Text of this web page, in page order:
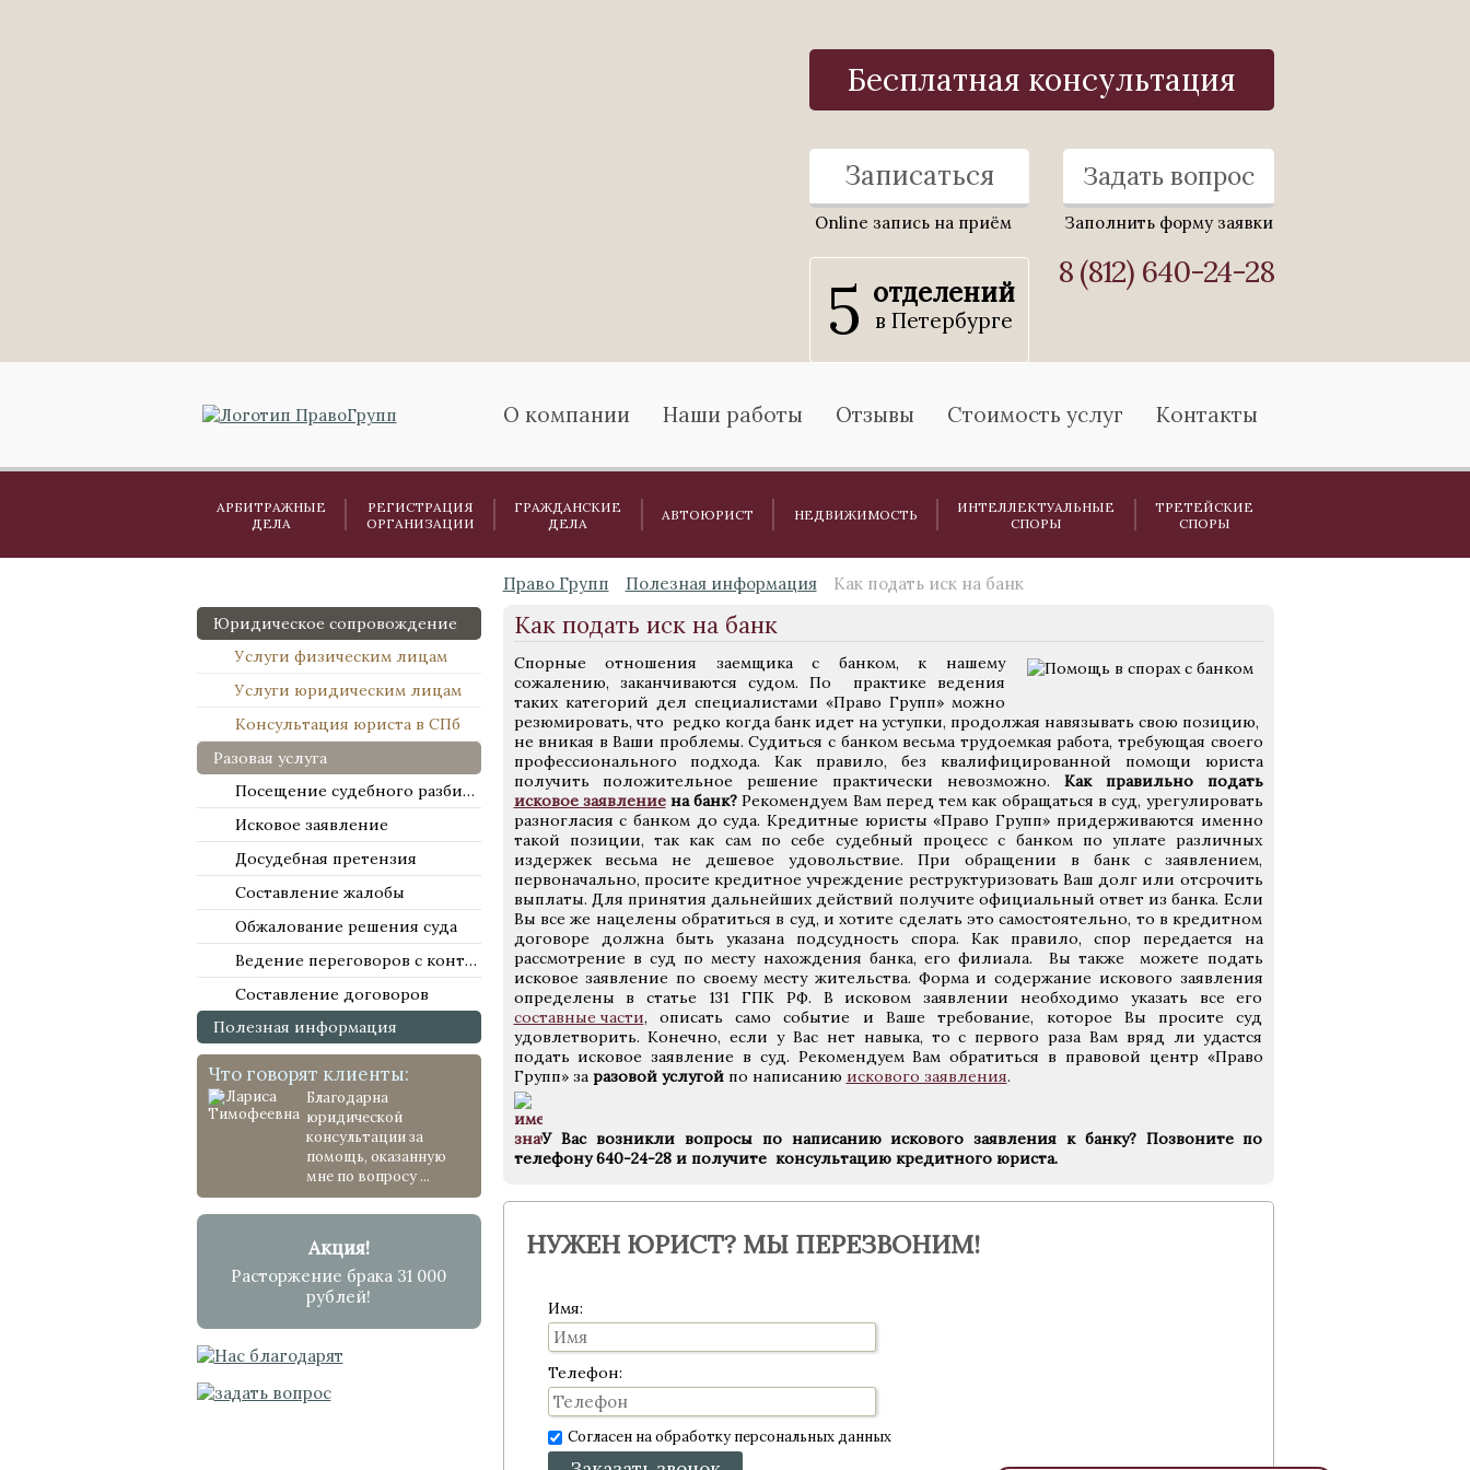
Бесплатная консультация
Записаться
Online запись на приём
Задать вопрос
Заполнить форму заявки
5 отделений
в Петербурге
8 (812) 640-24-28
О компании Наши работы Отзывы Стоимость услуг Контакты
АРБИТРАЖНЫЕ
ДЕЛА
РЕГИСТРАЦИЯ
ОРГАНИЗАЦИИ
ГРАЖДАНСКИЕ
ДЕЛА
АВТОЮРИСТ НЕДВИЖИМОСТЬ
ИНТЕЛЛЕКТУАЛЬНЫЕ
СПОРЫ
ТРЕТЕЙСКИЕ
СПОРЫ
Юридическое сопровождение
Услуги физическим лицам
Услуги юридическим лицам
Консультация юриста в СПб
Разовая услуга
Посещение судебного разбирательства
Исковое заявление
Досудебная претензия
Составление жалобы
Обжалование решения суда
Ведение переговоров с контрагентами
Составление договоров
Полезная информация
Что говорят клиенты:
Благодарна
юридической
консультации за
помощь, оказанную
мне по вопросу ...
Акция!
Расторжение брака 31 000
рублей!
Право Групп Полезная информация Как подать иск на банк
Как подать иск на банк
Спорные отношения заемщика с банком, к нашему
сожалению, заканчиваются судом. По практике ведения
таких категорий дел специалистами «Право Групп» можно
резюмировать, что редко когда банк идет на уступки, продолжая навязывать свою позицию,
не вникая в Ваши проблемы. Судиться с банком весьма трудоемкая работа, требующая своего
профессионального подхода. Как правило, без квалифицированной помощи юриста
получить положительное решение практически невозможно. Как правильно подать
исковое заявлениена банк?Рекомендуем Вам перед тем как обращаться в суд, урегулировать
разногласия с банком до суда. Кредитные юристы «Право Групп» придерживаются именно
такой позиции, так как сам по себе судебный процесс с банком по уплате различных
издержек весьма не дешевое удовольствие. При обращении в банк с заявлением,
первоначально, просите кредитное учреждение реструктуризовать Ваш долг или отсрочить
выплаты. Для принятия дальнейших действий получите официальный ответ из банка. Если
Вы все же нацелены обратиться в суд, и хотите сделать это самостоятельно, то в кредитном
договоре должна быть указана подсудность спора. Как правило, спор передается на
рассмотрение в суд по месту нахождения банка, его филиала. Вы также можете подать
исковое заявление по своему месту жительства. Форма и содержание искового заявления
определены в статье 131 ГПК РФ. В исковом заявлении необходимо указать все его
составные части, описать само событие и Ваше требование, которое Вы просите суд
удовлетворить. Конечно, если у Вас нет навыка, то с первого раза Вам вряд ли удастся
подать исковое заявление в суд. Рекомендуем Вам обратиться в правовой центр «Право
Групп» за разовой услугойпо написанию искового заявления.
У Вас возникли вопросы по написанию искового заявления к банку? Позвоните по
телефону 640-24-28 и получите консультацию кредитного юриста.
НУЖЕН ЮРИСТ? МЫ ПЕРЕЗВОНИМ!
Имя:
Телефон:
Согласен на обработку персональных данных